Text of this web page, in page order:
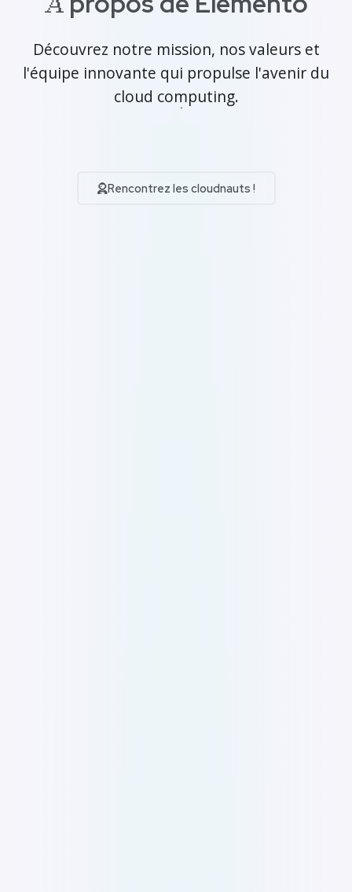
Découvrez notre mission, nos valeurs et
l'équipe innovante qui propulse l'avenir du
cloud computing.
Rencontrez les cloudnauts !